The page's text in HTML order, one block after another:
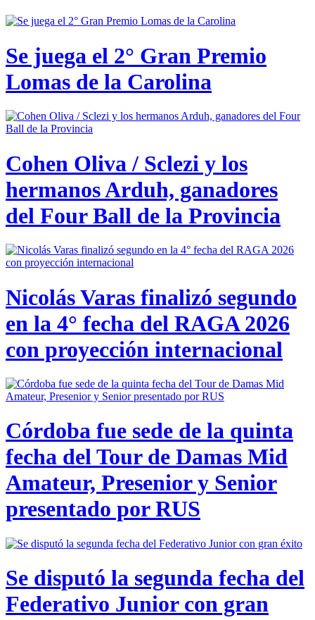
Se juega el 2° Gran Premio
Lomas de la Carolina
Cohen Oliva / Sclezi y los
hermanos Arduh, ganadores
del Four Ball de la Provincia
Nicolás Varas finalizó segundo
en la 4° fecha del RAGA 2026
con proyección internacional
Córdoba fue sede de la quinta
fecha del Tour de Damas Mid
Amateur, Presenior y Senior
presentado por RUS
Se disputó la segunda fecha del
Federativo Junior con gran